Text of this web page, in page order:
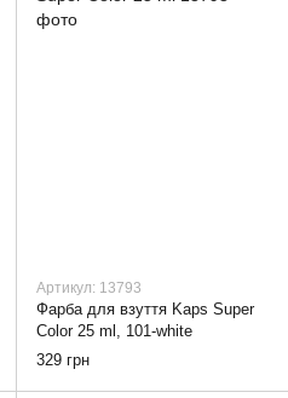
Артикул: 13793
Фарба для взуття Kaps Super
Color 25 ml, 101-white
329 грн